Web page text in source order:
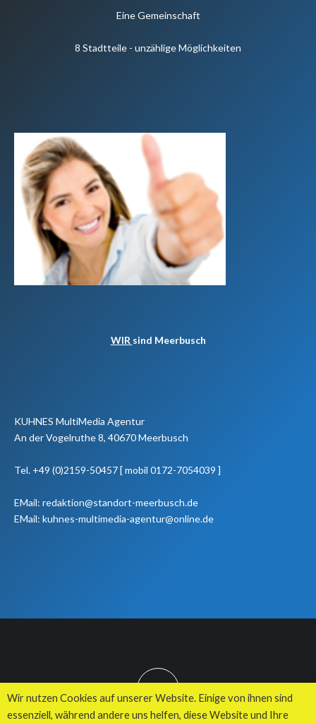
Eine Gemeinschaft
8 Stadtteile - unzählige Möglichkeiten
WIR sind Meerbusch
KUHNES MultiMedia Agentur
An der Vogelruthe 8, 40670 Meerbusch
Tel. +49 (0)2159-50457 [ mobil 0172-7054039 ]
EMail: redaktion@standort-meerbusch.de
EMail: kuhnes-multimedia-agentur@online.de
TOP
Wir nutzen Cookies auf unserer Website. Einige von ihnen sind
essenziell, während andere uns helfen, diese Website und Ihre